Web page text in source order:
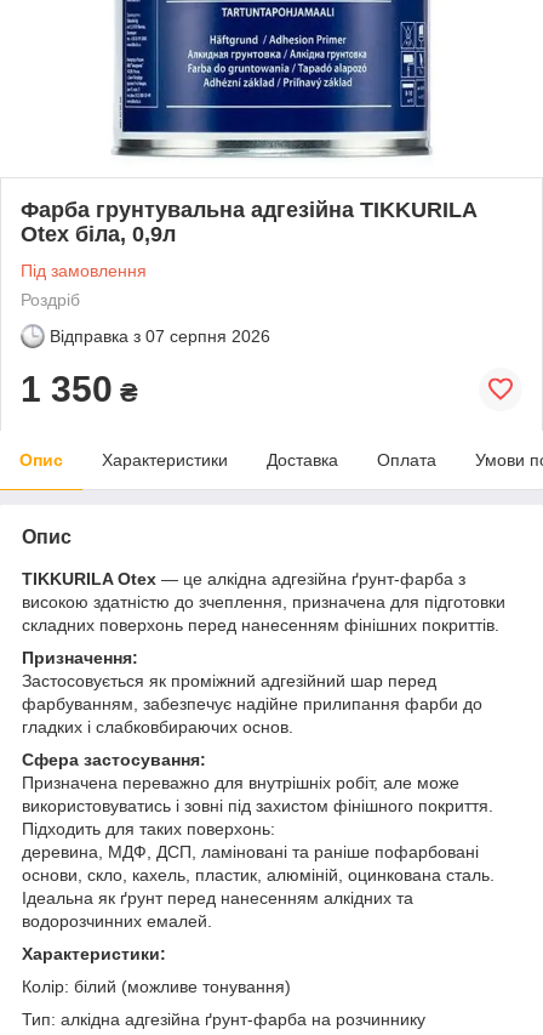
Фарба грунтувальна адгезійна TIKKURILA
Otex біла, 0,9л
Під замовлення
Роздріб
Відправка з 07 серпня 2026
1 350 ₴
Опис Характеристики Доставка Оплата Умови
Опис
TIKKURILAOtex — це алкідна адгезійна ґрунт-фарба з
високою здатністю до зчеплення, призначена для підготовки
складних поверхонь перед нанесенням фінішних покриттів.
Призначення:
Застосовується як проміжний адгезійний шар перед
фарбуванням, забезпечує надійне прилипання фарби до
гладких і слабковбираючих основ.
Сфера застосування:
Призначена переважно для внутрішніх робіт, але може
використовуватись і зовні під захистом фінішного покриття.
Підходить для таких поверхонь:
деревина, МДФ, ДСП, ламіновані та раніше пофарбовані
основи, скло, кахель, пластик, алюміній, оцинкована сталь.
Ідеальна як ґрунт перед нанесенням алкідних та
водорозчинних емалей.
Характеристики:
Колір: білий (можливе тонування)
Тип: алкідна адгезійна ґрунт-фарба на розчиннику